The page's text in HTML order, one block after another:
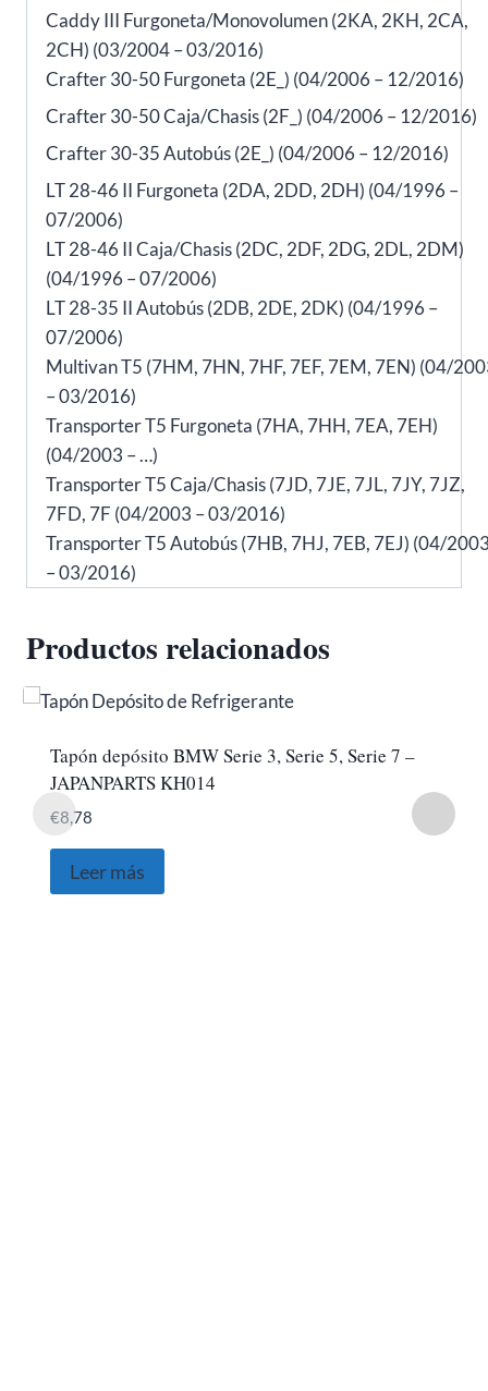
Caddy III Furgoneta/Monovolumen (2KA, 2KH, 2CA,
2CH) (03/2004 – 03/2016)
Crafter 30-50 Furgoneta (2E_) (04/2006 – 12/2016)
Crafter 30-50 Caja/Chasis (2F_) (04/2006 – 12/2016)
Crafter 30-35 Autobús (2E_) (04/2006 – 12/2016)
LT 28-46 II Furgoneta (2DA, 2DD, 2DH) (04/1996 –
07/2006)
LT 28-46 II Caja/Chasis (2DC, 2DF, 2DG, 2DL, 2DM)
(04/1996 – 07/2006)
LT 28-35 II Autobús (2DB, 2DE, 2DK) (04/1996 –
07/2006)
Multivan T5 (7HM, 7HN, 7HF, 7EF, 7EM, 7EN) (04/
– 03/2016)
Transporter T5 Furgoneta (7HA, 7HH, 7EA, 7EH)
(04/2003 – …)
Transporter T5 Caja/Chasis (7JD, 7JE, 7JL, 7JY, 7JZ,
7FD, 7F (04/2003 – 03/2016)
Transporter T5 Autobús (7HB, 7HJ, 7EB, 7EJ) (04/
– 03/2016)
Productos relacionados
Tapón depósito BMW Serie 3, Serie 5, Serie 7 –
JAPANPARTS KH014
€8,78
Leer más